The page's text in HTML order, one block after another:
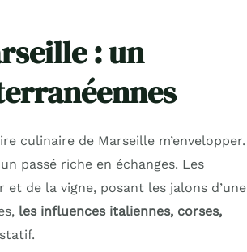
: un
culinaire de Marseille m’envelopper.
passé riche en échanges. Les
de la vigne, posant les jalons d’une
les influences italiennes, corses,